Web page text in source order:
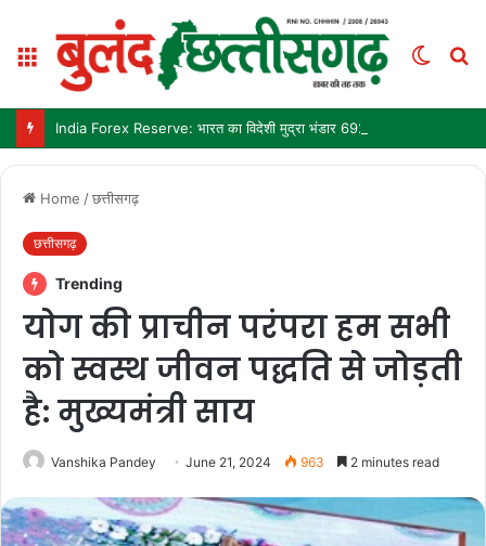
Menu
Switch
Home /छत्तीसगढ़
छत्तीसगढ़
Trending
योग की प्राचीन परंपरा हम सभी
को स्वस्थ जीवन पद्धति से जोड़ती
है: मुख्यमंत्री साय
Vanshika Pandey June 21, 2024 963 2 minutes read